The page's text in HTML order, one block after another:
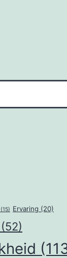
(15) Ervaring (20)
(52)